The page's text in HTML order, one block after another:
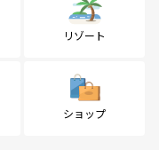
リゾート
ショップ